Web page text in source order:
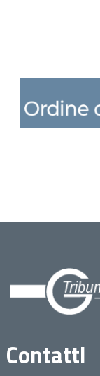
Contatti